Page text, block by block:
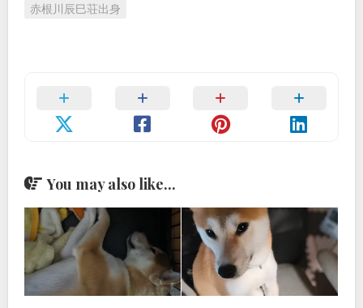
赤根川辰巳荘出身
You may also like...